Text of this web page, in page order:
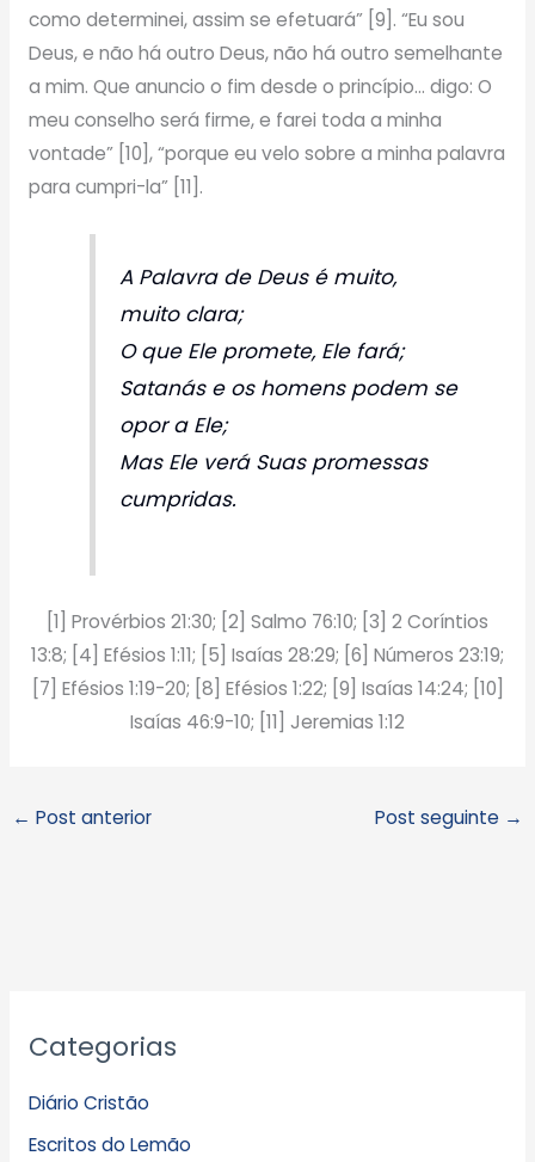
como determinei, assim se efetuará” [9]. “Eu sou
Deus, e não há outro Deus, não há outro semelhante
a mim. Que anuncio o fim desde o princípio… digo: O
meu conselho será firme, e farei toda a minha
vontade” [10], “porque eu velo sobre a minha palavra
para cumpri-la” [11].
A Palavra de Deus é muito,
muito clara;
O que Ele promete, Ele fará;
Satanás e os homens podem se
opor a Ele;
Mas Ele verá Suas promessas
cumpridas.
[1] Provérbios 21:30; [2] Salmo 76:10; [3] 2 Coríntios
13:8; [4] Efésios 1:11; [5] Isaías 28:29; [6] Números 23:19;
[7] Efésios 1:19-20; [8] Efésios 1:22; [9] Isaías 14:24; [10]
Isaías 46:9-10; [11] Jeremias 1:12
← Post anterior Post seguinte →
Categorias
Diário Cristão
Escritos do Lemão
r
i